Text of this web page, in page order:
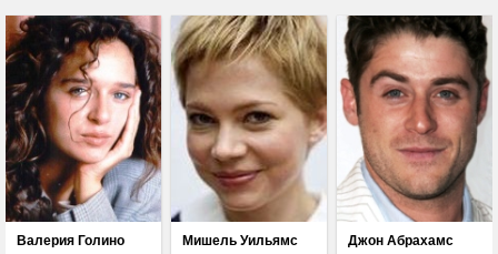
Валерия Голино Мишель Уильямс Джон Абрахамс